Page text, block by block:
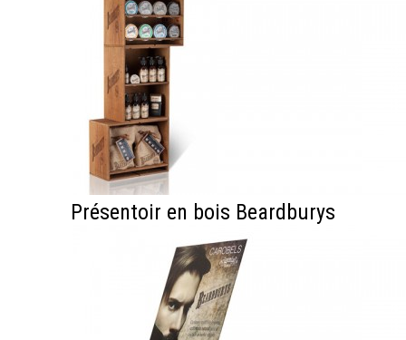
Présentoir en bois Beardburys